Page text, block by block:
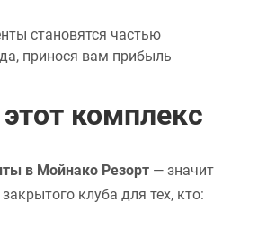
становятся частью
принося вам прибыль
комплекс
в Мойнако Резорт — значит
клуба для тех, кто: